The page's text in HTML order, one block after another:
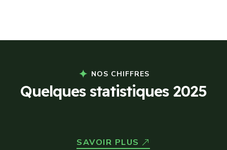
NOS CHIFFRES
Quelques statistiques 2025
SAVOIR PLUS